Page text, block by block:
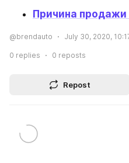
Причина продажи
@brendauto July 30, 2020,
0 replies 0 reposts
Repost